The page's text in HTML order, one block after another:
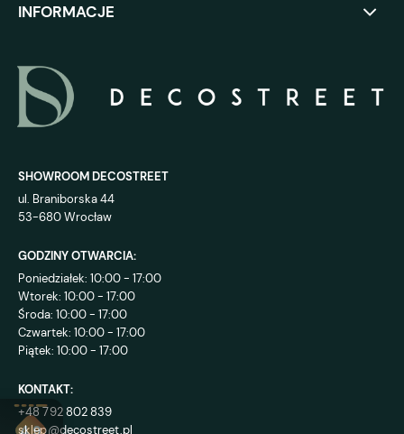
INFORMACJE
SHOWROOM DECOSTREET
ul. Braniborska 44
53-680 Wrocław
GODZINY OTWARCIA:
Poniedziałek: 10:00 - 17:00
Wtorek: 10:00 - 17:00
Środa: 10:00 - 17:00
Czwartek: 10:00 - 17:00
Piątek: 10:00 - 17:00
KONTAKT:
+48 792 802 839
sklep@decostreet.pl
4.9